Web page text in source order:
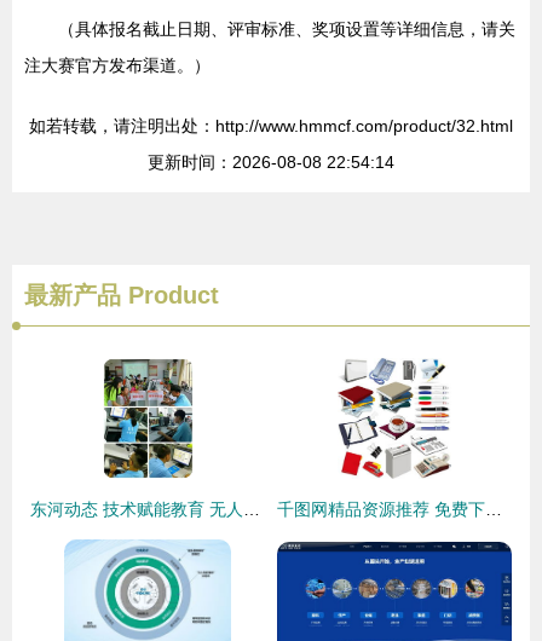
（具体报名截止日期、评审标准、奖项设置等详细信息，请关
注大赛官方发布渠道。）
如若转载，请注明出处：http://www.hmmcf.com/product/32.html
更新时间：2026-08-08 22:54:14
最新产品 Product